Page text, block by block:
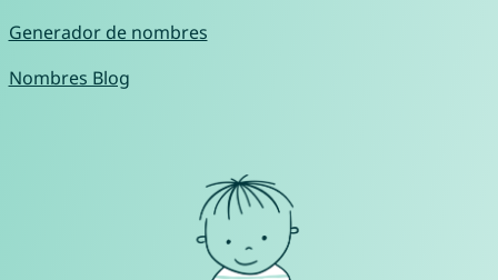
Generador de nombres
Nombres Blog